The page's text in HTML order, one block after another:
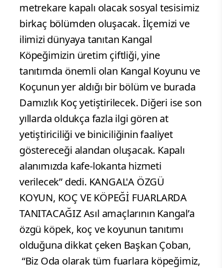
metrekare kapalı olacak sosyal tesisimiz
birkaç bölümden oluşacak. İlçemizi ve
ilimizi dünyaya tanıtan Kangal
Köpeğimizin üretim çiftliği, yine
tanıtımda önemli olan Kangal Koyunu ve
Koçunun yer aldığı bir bölüm ve burada
Damızlık Koç yetiştirilecek. Diğeri ise son
yıllarda oldukça fazla ilgi gören at
yetiştiriciliği ve biniciliğinin faaliyet
göstereceği alandan oluşacak. Kapalı
alanımızda kafe-lokanta hizmeti
verilecek” dedi. KANGAL'A ÖZGÜ
KOYUN, KOÇ VE KÖPEĞİ FUARLARDA
TANITACAĞIZ Asıl amaçlarının Kangal’a
özgü köpek, koç ve koyunun tanıtımı
olduğuna dikkat çeken Başkan Çoban,
“Biz Oda olarak tüm fuarlara köpeğimiz,